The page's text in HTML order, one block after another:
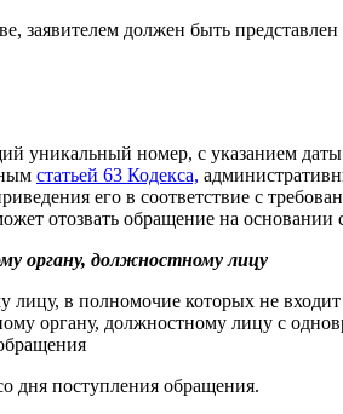
заявителем должен быть
уникальный номер, с указанием
статьей 63 Кодекса,
его в соответствие с
отозвать обращение на основании
органу, должностному лицу
в полномочие которых не
органу, должностному лицу с
дня поступления обращения.